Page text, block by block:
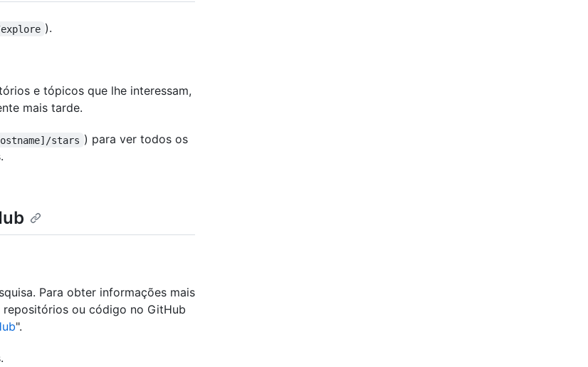
).
e tópicos que lhe interessam,
mais tarde.
stars ) para ver todos os
Para obter informações mais
ou código no GitHub
".